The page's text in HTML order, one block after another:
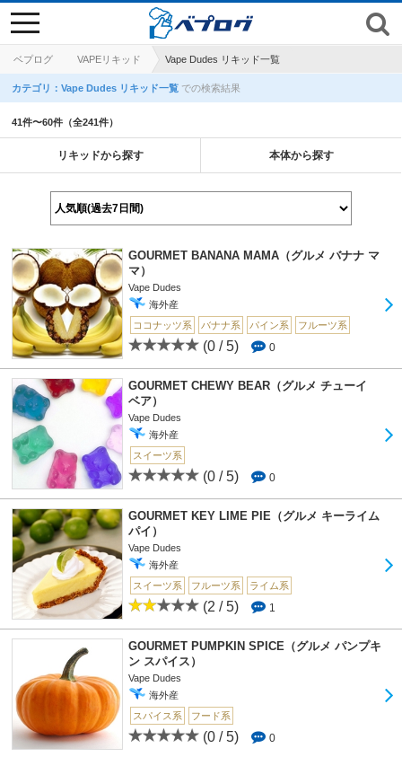
ベプログ VAPEリキッド Vape Dudes リキッド一覧
toggle
navigation
カテゴリ：Vape Dudes リキッド一覧 での検索結果
41件〜60件（全241件）
リキッドから探す 本体から探す
GOURMET BANANA MAMA（グルメ バナナ マ
マ）
Vape Dudes
海外産
ココナッツ系
バナナ系 パイン系 フルーツ系
(0 / 5) 0
GOURMET CHEWY BEAR（グルメ チューイ
ベア）
Vape Dudes
海外産
スイーツ系
(0 / 5) 0
GOURMET KEY LIME PIE（グルメ キーライム
パイ）
Vape Dudes
海外産
スイーツ系
フルーツ系 ライム系
(2 / 5) 1
GOURMET PUMPKIN SPICE（グルメ パンプキ
ン スパイス）
Vape Dudes
海外産
スパイス系
フード系
(0 / 5) 0